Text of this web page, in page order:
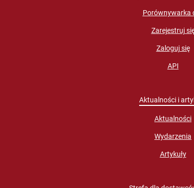
Porównywarka
Zarejestruj
Zaloguj się
API
Aktualności i
Aktualności
Wydarzenia
Artykuły